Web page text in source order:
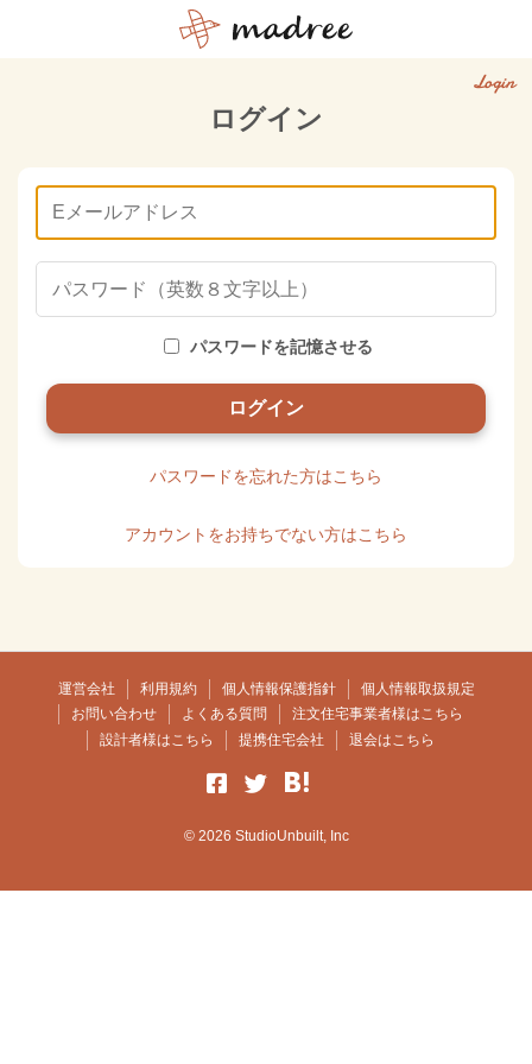
Login
ログイン
パスワードを記憶させる
パスワードを忘れた方はこちら
アカウントをお持ちでない方はこちら
運営会社 利用規約 個人情報保護指針
個人情報取扱規定
お問い合わせ
よくある質問
注文住宅事業者様はこちら
設計者様はこちら
提携住宅会社 退会はこちら
© 2026 StudioUnbuilt, Inc